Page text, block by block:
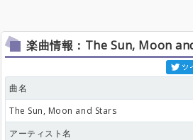
楽曲情報：The Sun, Moon
曲名
The Sun, Moon and Stars
アーティスト名